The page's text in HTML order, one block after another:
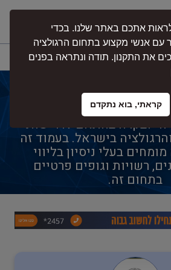
ירושלים צפון
חוות דעת מומחה
מומחה הוא תחום מקצועי
ובקרה בהתאם לדרישות
בישראל. בעמוד זה
בעלי ניסיון בליווי
רשויות וגופים פרטיים
בתחום זה.
אתכם באתר שלנו. בכדי
אנשי מקצוע בתחום הרגולציה
את התקנון. תודה ונתראה בפנים
קראתי, בוא נתקדם